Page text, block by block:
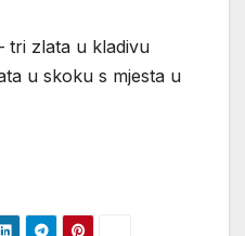
tri zlata u kladivu
u skoku s mjesta u